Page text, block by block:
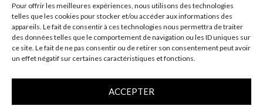
Pour offrir les meilleures expériences, nous utilisons des technologies
telles que les cookies pour stocker et/ou accéder aux informations des
appareils. Le fait de consentir à ces technologies nous permettra de traiter
des données telles que le comportement de navigation ou les ID uniques sur
ce site. Le fait de ne pas consentir ou de retirer son consentement peut avoir
un effet négatif sur certaines caractéristiques et fonctions.
ACCEPTER